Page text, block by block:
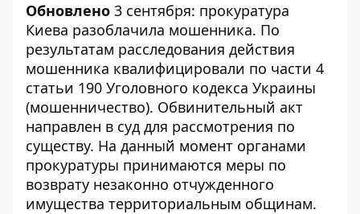
Обновлено 3 сентября: прокуратура
Киева разоблачила мошенника. По
результатам расследования действия
мошенника квалифицировали по части 4
статьи 190 Уголовного кодекса Украины
(мошенничество). Обвинительный акт
направлен в суд для рассмотрения по
существу. На данный момент органами
прокуратуры принимаются меры по
возврату незаконно отчужденного
имущества территориальным общинам.